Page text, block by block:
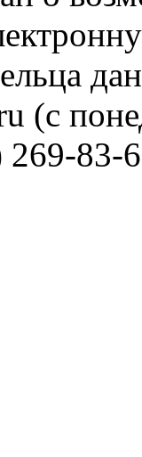
(с
83-